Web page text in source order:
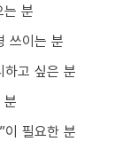
는 분
쓰이는 분
하고 싶은 분
분
이 필요한 분